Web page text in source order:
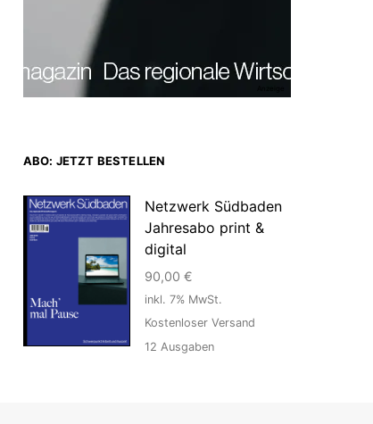
ABO: JETZT BESTELLEN
Netzwerk Südbaden
Jahresabo print &
digital
90,00 €
inkl. 7% MwSt.
Kostenloser Versand
12 Ausgaben